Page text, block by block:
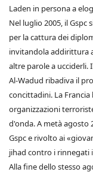
Laden in persona a
Nel luglio 2005, il Gspc
per la cattura dei
invitandola addirittura
altre parole a ucciderli.
Al-Wadud ribadiva il
concittadini. La
organizzazioni
d'onda. A metà agosto
Gspc e rivolto ai
jihad contro i rinnegati
Alla fine dello stesso